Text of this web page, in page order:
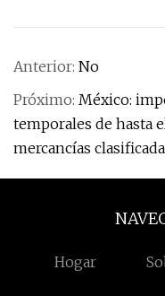
Anterior: No
Próximo: México:
temporales de hasta
mercancías
Hogar